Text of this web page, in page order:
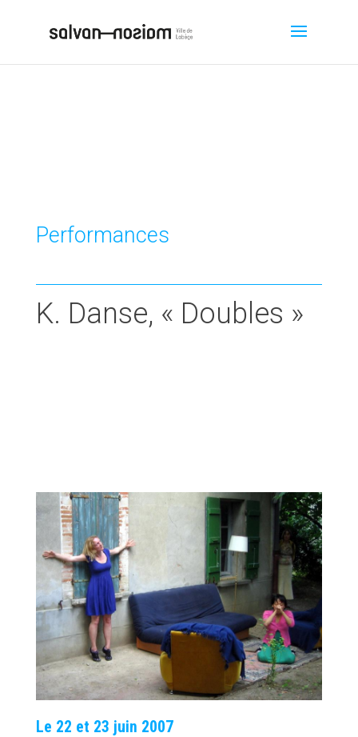
Performances
K. Danse, « Doubles »
Le 22 et 23 juin 2007